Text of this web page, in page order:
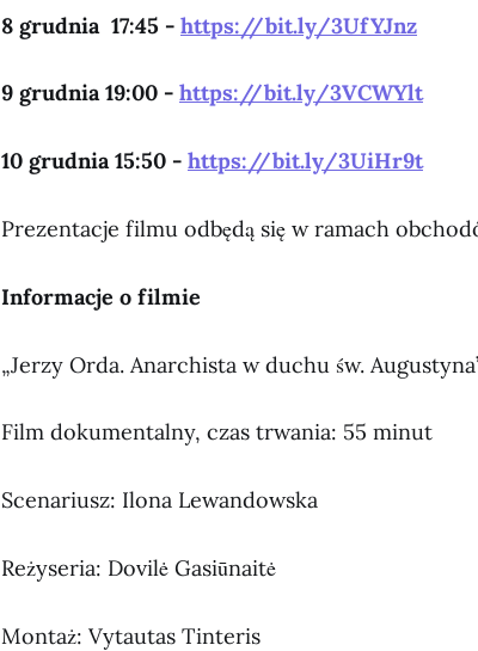
8 grudnia 17:45 - https://bit.ly/3UfYJnz
9 grudnia 19:00 - https://bit.ly/3VCWYlt
10 grudnia 15:50 - https://bit.ly/3UiHr9t
Prezentacje filmu odbędą się w ramach
Informacje o filmie
„Jerzy Orda. Anarchista w duchu św.
Film dokumentalny, czas trwania: 55 minut
Scenariusz: Ilona Lewandowska
Reżyseria: Dovilė Gasiūnaitė
Montaż: Vytautas Tinteris